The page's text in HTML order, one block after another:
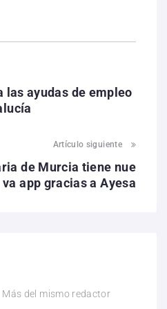
las ayudas de empleo
Artículo siguiente
de Murcia tiene nue
va app gracias a Ayesa
Más del mismo redactor